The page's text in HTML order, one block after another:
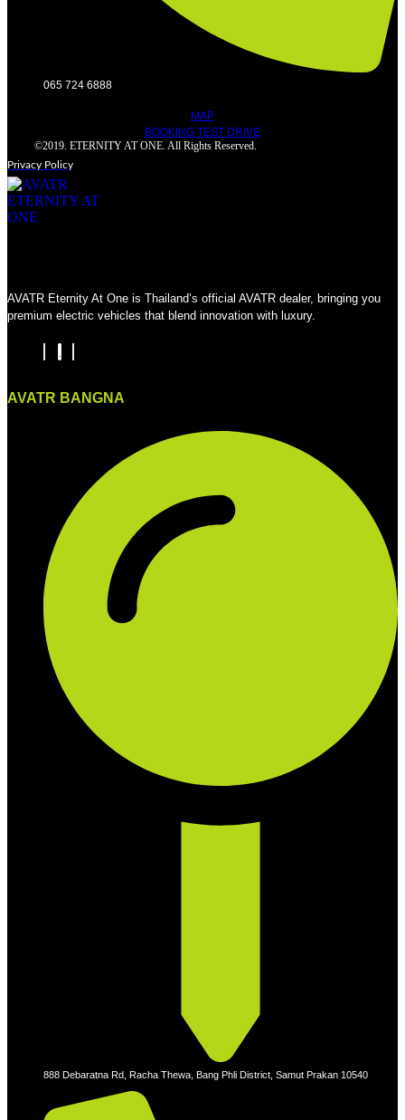
065 724 6888
MAP
BOOKING TEST DRIVE
©2019. ETERNITY AT ONE. All Rights Reserved.
Privacy Policy
AVATR Eternity At One is Thailand’s official AVATR dealer, bringing you
premium electric vehicles that blend innovation with luxury.
AVATR BANGNA
888 Debaratna Rd, Racha Thewa, Bang Phli District, Samut Prakan 10540